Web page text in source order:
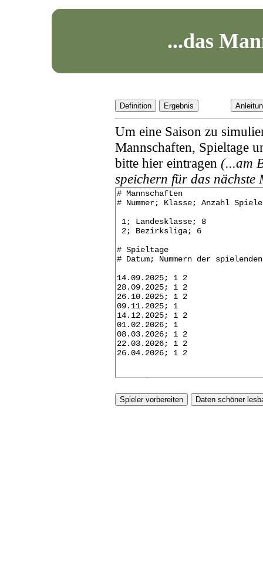
...das
Definition Ergebnis
Um eine Saison zu
Mannschaften, Spieltage
bitte hier eintragen (...am
speichern für das nächste
Spieler vorbereiten Daten schöner